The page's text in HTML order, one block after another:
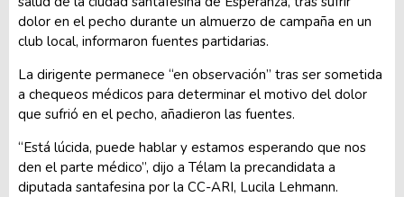
dolor en el pecho durante un almuerzo de campaña en un
club local, informaron fuentes partidarias.
La dirigente permanece “en observación” tras ser sometida
a chequeos médicos para determinar el motivo del dolor
que sufrió en el pecho, añadieron las fuentes.
“Está lúcida, puede hablar y estamos esperando que nos
den el parte médico”, dijo a Télam la precandidata a
diputada santafesina por la CC-ARI, Lucila Lehmann.